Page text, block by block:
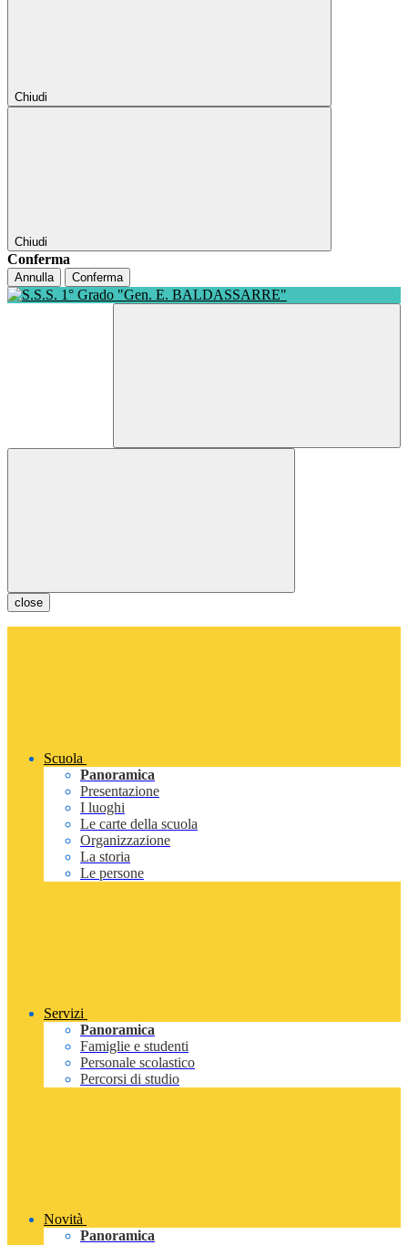
Chiudi
Chiudi
Conferma
Annulla Conferma
close
Scuola
Panoramica
Presentazione
I luoghi
Le carte della scuola
Organizzazione
La storia
Le persone
Servizi
Panoramica
Famiglie e studenti
Personale scolastico
Percorsi di studio
Novità
Panoramica